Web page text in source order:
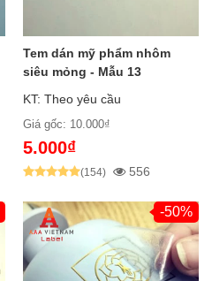
Tem dán mỹ phẩm nhôm
siêu mỏng - Mẫu 13
KT: Theo yêu cầu
Giá gốc: 10.000₫
5.000₫
(154) 556
-50%